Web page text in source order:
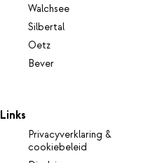
Walchsee
Silbertal
Oetz
Bever
Links
Privacyverklaring &
cookiebeleid